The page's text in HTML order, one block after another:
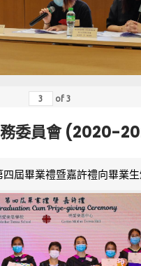
of3
委員會 (2020-
四屆畢業禮暨嘉許禮向畢業